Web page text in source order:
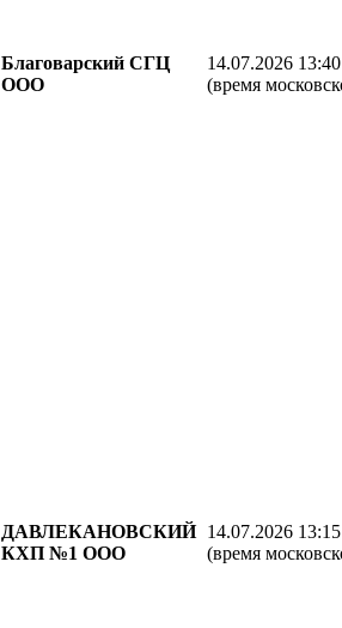
Благоварский СГЦ
ООО
14.07.2026
(время
ДАВЛЕКАНОВСКИЙ
КХП №1 ООО
14.07.2026
(время